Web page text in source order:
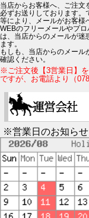
当店からお客様へ、ご注文
必ずお送りしております。
等により、メールがお客様
WEBのフリーメールやプ
は、当店からのメールが迷
ます。
もしも、当店からのメー
確認ください。
※ご注文後【3営業日】
ですが、お電話より（
※営業日のお知ら